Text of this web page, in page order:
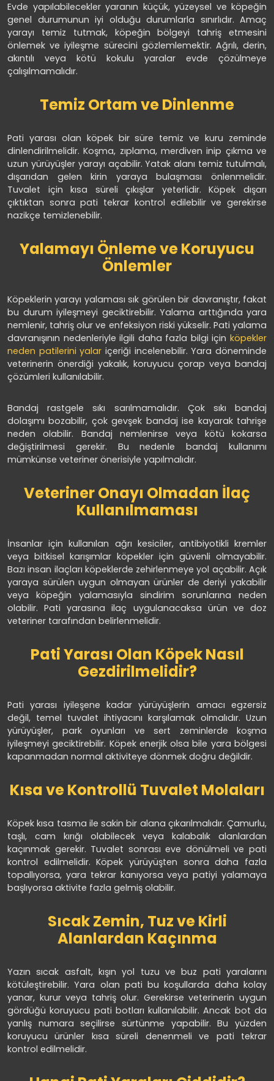
Evde yapılabilecekler yaranın küçük, yüzeysel ve köpeğin
genel durumunun iyi olduğu durumlarla sınırlıdır. Amaç
yarayı temiz tutmak, köpeğin bölgeyi tahriş etmesini
önlemek ve iyileşme sürecini gözlemlemektir. Ağrılı, derin,
akıntılı veya kötü kokulu yaralar evde çözülmeye
çalışılmamalıdır.
Temiz Ortam ve Dinlenme
Pati yarası olan köpek bir süre temiz ve kuru zeminde
dinlendirilmelidir. Koşma, zıplama, merdiven inip çıkma ve
uzun yürüyüşler yarayı açabilir. Yatak alanı temiz tutulmalı,
dışarıdan gelen kirin yaraya bulaşması önlenmelidir.
Tuvalet için kısa süreli çıkışlar yeterlidir. Köpek dışarı
çıktıktan sonra pati tekrar kontrol edilebilir ve gerekirse
nazikçe temizlenebilir.
Yalamayı Önleme ve Koruyucu
Önlemler
Köpeklerin yarayı yalaması sık görülen bir davranıştır, fakat
bu durum iyileşmeyi geciktirebilir. Yalama arttığında yara
nemlenir, tahriş olur ve enfeksiyon riski yükselir. Pati yalama
davranışının nedenleriyle ilgili daha fazla bilgi için köpekler
neden patilerini yalar içeriği incelenebilir. Yara döneminde
veterinerin önerdiği yakalık, koruyucu çorap veya bandaj
çözümleri kullanılabilir.
Bandaj rastgele sıkı sarılmamalıdır. Çok sıkı bandaj
dolaşımı bozabilir, çok gevşek bandaj ise kayarak tahrişe
neden olabilir. Bandaj nemlenirse veya kötü kokarsa
değiştirilmesi gerekir. Bu nedenle bandaj kullanımı
mümkünse veteriner önerisiyle yapılmalıdır.
Veteriner Onayı Olmadan İlaç
Kullanılmaması
İnsanlar için kullanılan ağrı kesiciler, antibiyotikli kremler
veya bitkisel karışımlar köpekler için güvenli olmayabilir.
Bazı insan ilaçları köpeklerde zehirlenmeye yol açabilir. Açık
yaraya sürülen uygun olmayan ürünler de deriyi yakabilir
veya köpeğin yalamasıyla sindirim sorunlarına neden
olabilir. Pati yarasına ilaç uygulanacaksa ürün ve doz
veteriner tarafından belirlenmelidir.
Pati Yarası Olan Köpek Nasıl
Gezdirilmelidir?
Pati yarası iyileşene kadar yürüyüşlerin amacı egzersiz
değil, temel tuvalet ihtiyacını karşılamak olmalıdır. Uzun
yürüyüşler, park oyunları ve sert zeminlerde koşma
iyileşmeyi geciktirebilir. Köpek enerjik olsa bile yara bölgesi
kapanmadan normal aktiviteye dönmek doğru değildir.
Kısa ve Kontrollü Tuvalet Molaları
Köpek kısa tasma ile sakin bir alana çıkarılmalıdır. Çamurlu,
taşlı, cam kırığı olabilecek veya kalabalık alanlardan
kaçınmak gerekir. Tuvalet sonrası eve dönülmeli ve pati
kontrol edilmelidir. Köpek yürüyüşten sonra daha fazla
topallıyorsa, yara tekrar kanıyorsa veya patiyi yalamaya
başlıyorsa aktivite fazla gelmiş olabilir.
Sıcak Zemin, Tuz ve Kirli
Alanlardan Kaçınma
Yazın sıcak asfalt, kışın yol tuzu ve buz pati yaralarını
kötüleştirebilir. Yara olan pati bu koşullarda daha kolay
yanar, kurur veya tahriş olur. Gerekirse veterinerin uygun
gördüğü koruyucu pati botları kullanılabilir. Ancak bot da
yanlış numara seçilirse sürtünme yapabilir. Bu yüzden
koruyucu ürünler kısa süreli denenmeli ve pati tekrar
kontrol edilmelidir.